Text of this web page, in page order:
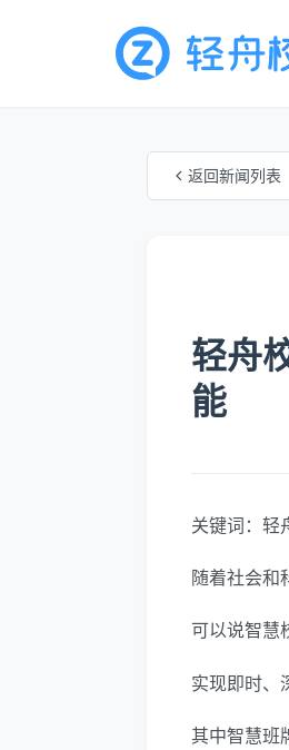
返回新闻列表
轻舟
能
关键词：轻
随着社会和
可以说智慧
实现即时、
其中智慧班